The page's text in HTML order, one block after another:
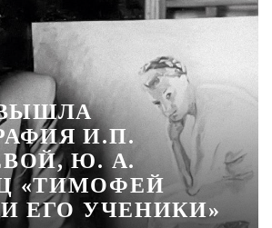
ПРЕМЬЕРА
СТИЛЬ ЖИЗНИ
ХАЙП
ЧЕЛОВЕК ОСОБЕННЫЙ
КУЛЬТ ЕДЫ
И.П.
Ю. А.
«ТИМОФЕЙ
ЕГО УЧЕНИКИ»